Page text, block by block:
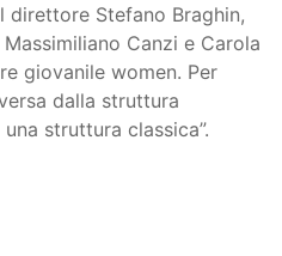
direttore Stefano Braghin,
Canzi e Carola
giovanile women. Per
dalla struttura
struttura classica”.